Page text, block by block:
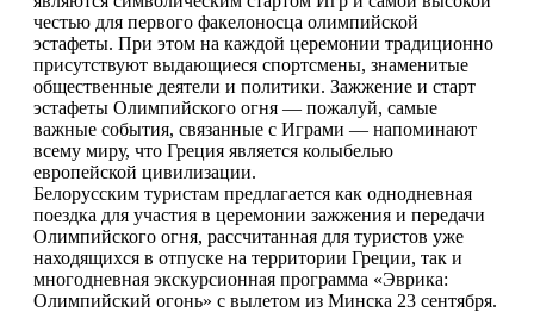
честью для первого факелоносца олимпийской
эстафеты. При этом на каждой церемонии традиционно
присутствуют выдающиеся спортсмены, знаменитые
общественные деятели и политики. Зажжение и старт
эстафеты Олимпийского огня — пожалуй, самые
важные события, связанные с Играми — напоминают
всему миру, что Греция является колыбелью
европейской цивилизации.
Белорусским туристам предлагается как однодневная
поездка для участия в церемонии зажжения и передачи
Олимпийского огня, рассчитанная для туристов уже
находящихся в отпуске на территории Греции, так и
многодневная экскурсионная программа «Эврика:
Олимпийский огонь» с вылетом из Минска 23 сентября.